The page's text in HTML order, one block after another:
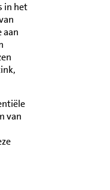
in het
aan
van